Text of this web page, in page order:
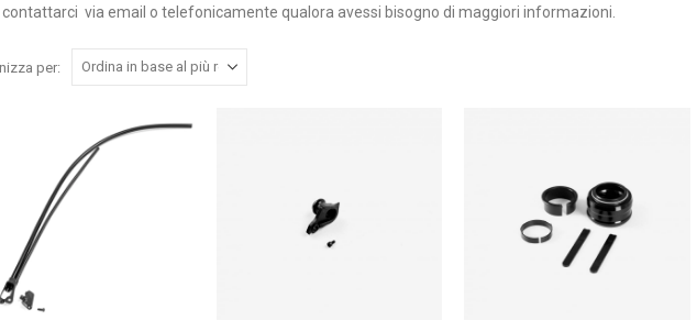
contattarci via email o telefonicamente qualora avessi bisogno di maggiori informazioni.
per: